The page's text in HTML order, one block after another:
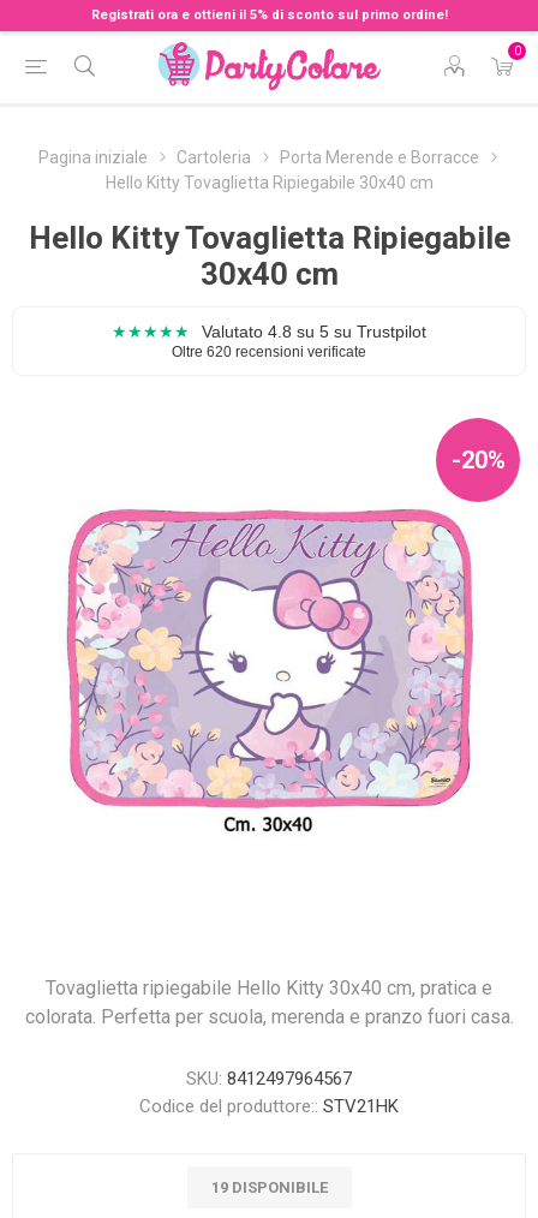
Registrati ora e ottieni il 5% di sconto sul primo ordine!
0
Pagina iniziale Cartoleria
Porta Merende e Borracce
Hello Kitty Tovaglietta Ripiegabile 30x40 cm
Hello Kitty Tovaglietta Ripiegabile
30x40 cm
★★★★★ Valutato 4.8 su 5 su Trustpilot
Oltre 620 recensioni verificate
-20%
Tovaglietta ripiegabile Hello Kitty 30x40 cm, pratica e
colorata. Perfetta per scuola, merenda e pranzo fuori casa.
SKU: 8412497964567
Codice del produttore:: STV21HK
19 DISPONIBILE